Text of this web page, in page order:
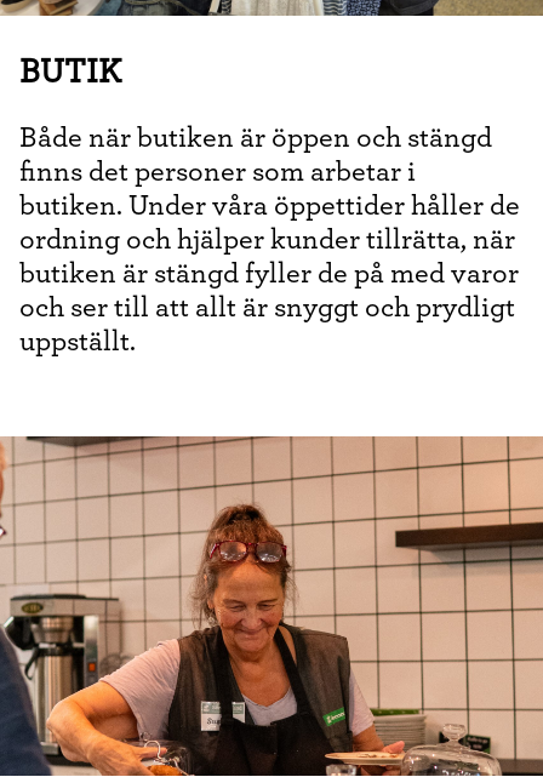
BUTIK
Både när butiken är öppen och stängd
finns det personer som arbetar i
butiken. Under våra öppettider håller de
ordning och hjälper kunder tillrätta, när
butiken är stängd fyller de på med varor
och ser till att allt är snyggt och prydligt
uppställt.